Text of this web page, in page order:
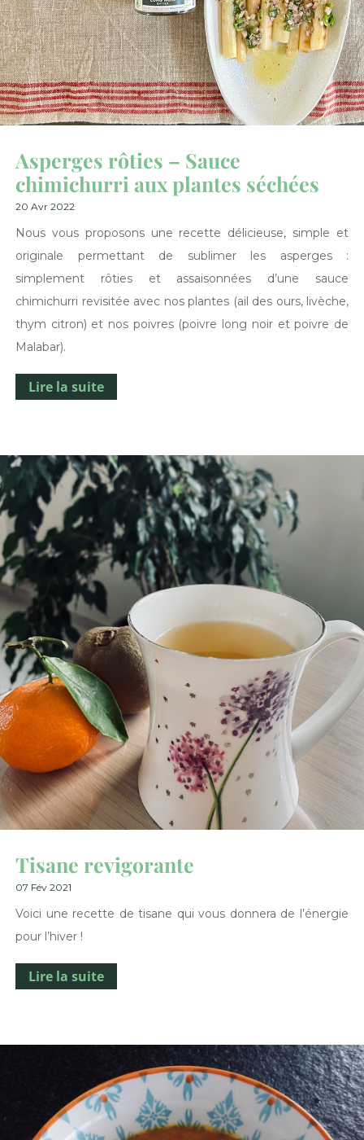
Asperges rôties – Sauce
chimichurri aux plantes séchées
20 Avr 2022
Nous vous proposons une recette délicieuse, simple et
originale permettant de sublimer les asperges :
simplement rôties et assaisonnées d’une sauce
chimichurri revisitée avec nos plantes (ail des ours, livèche,
thym citron) et nos poivres (poivre long noir et poivre de
Malabar).
Lire la suite
Tisane revigorante
07 Fév 2021
Voici une recette de tisane qui vous donnera de l’énergie
pour l’hiver !
Lire la suite